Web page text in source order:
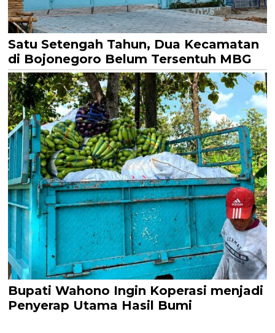
Satu Setengah Tahun, Dua Kecamatan
di Bojonegoro Belum Tersentuh MBG
Bupati Wahono Ingin Koperasi menjadi
Penyerap Utama Hasil Bumi